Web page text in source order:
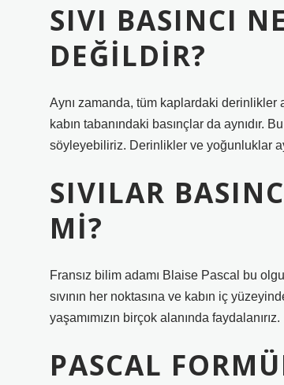
SIVI BASINCI
DEĞILDIR?
Aynı zamanda, tüm kaplardaki derinlikler
kabın tabanındaki basınçlar da aynıdır.
söyleyebiliriz. Derinlikler ve yoğunluklar
SIVILAR
MI?
Fransız bilim adamı Blaise Pascal bu
sıvının her noktasına ve kabın iç
yaşamımızın birçok alanında faydalanırız.
PASCAL